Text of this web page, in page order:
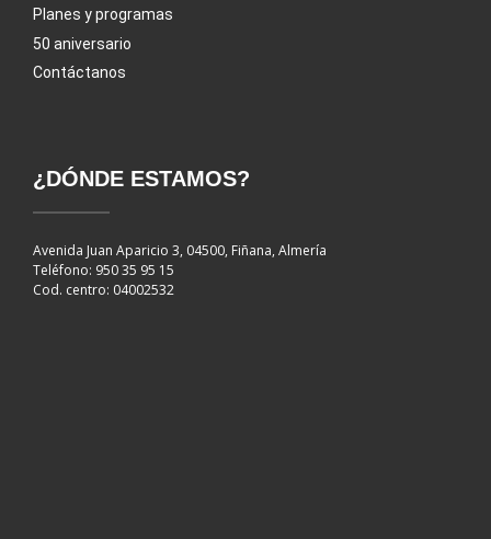
Planes y programas
50 aniversario
Contáctanos
¿DÓNDE ESTAMOS?
Avenida Juan Aparicio 3, 04500, Fiñana, Almería
Teléfono: 950 35 95 15
Cod. centro: 04002532